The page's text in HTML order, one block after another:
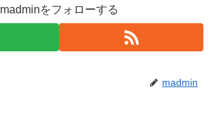
madminをフォローする
madmin